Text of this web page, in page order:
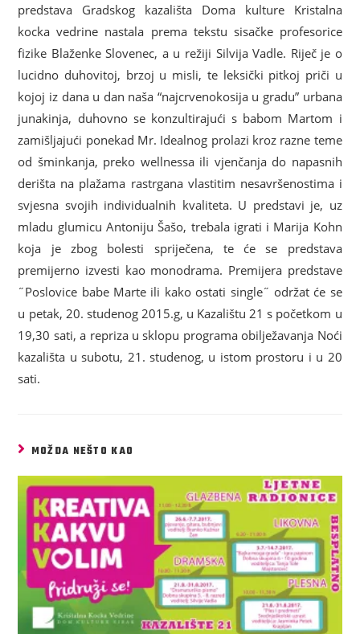
predstava Gradskog kazališta Doma kulture Kristalna
kocka vedrine nastala prema tekstu sisačke profesorice
fizike Blaženke Slovenec, a u režiji Silvija Vadle. Riječ je o
lucidno duhovitoj, brzoj u misli, te leksički pitkoj priči u
kojoj iz dana u dan naša “najcrvenokosija u gradu” urbana
junakinja, duhovno se konzultirajući s babom Martom i
zamišljajući ponekad Mr. Idealnog prolazi kroz razne teme
od šminkanja, preko wellnessa ili vjenčanja do napasnih
derišta na plažama rastrgana vlastitim nesavršenostima i
svjesna svojih individualnih kvaliteta. U predstavi je, uz
mladu glumicu Antoniju Šašo, trebala igrati i Marija Kohn
koja je zbog bolesti spriječena, te će se predstava
premijerno izvesti kao monodrama. Premijera predstave
˝Poslovice babe Marte ili kako ostati single˝ održat će se
u petak, 20. studenog 2015.g, u Kazalištu 21 s početkom u
19,30 sati, a repriza u sklopu programa obilježavanja Noći
kazališta u subotu, 21. studenog, u istom prostoru i u 20
sati.
MOŽDA NEŠTO KAO